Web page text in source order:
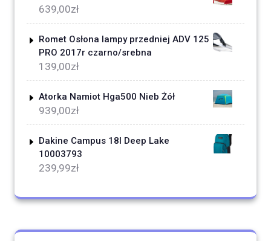
639,00zł
Romet Osłona lampy przedniej ADV 125
PRO 2017r czarno/srebna
139,00zł
Atorka Namiot Hga500 Nieb Żół
939,00zł
Dakine Campus 18l Deep Lake
10003793
239,99zł